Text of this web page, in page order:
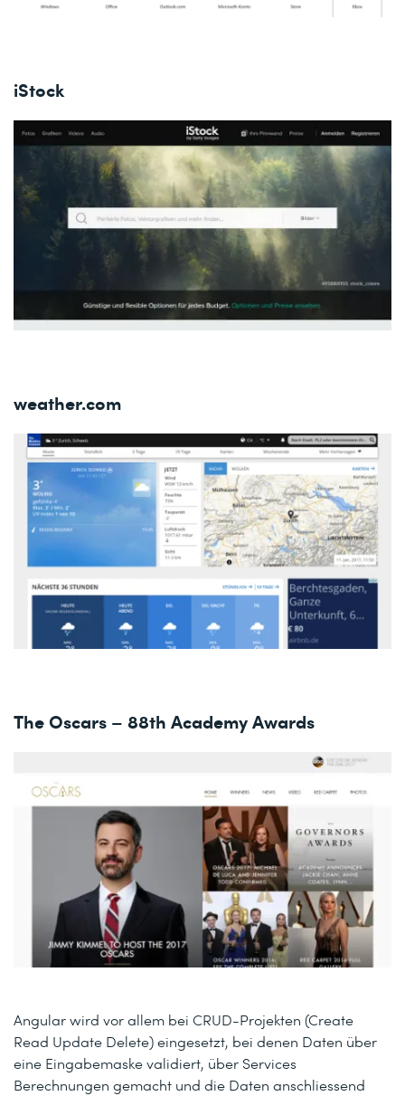
iStock
weather.com
The Oscars – 88th Academy Awards
Angular wird vor allem bei CRUD-Projekten (Create
Read Update Delete) eingesetzt, bei denen Daten über
eine Eingabemaske validiert, über Services
Berechnungen gemacht und die Daten anschliessend